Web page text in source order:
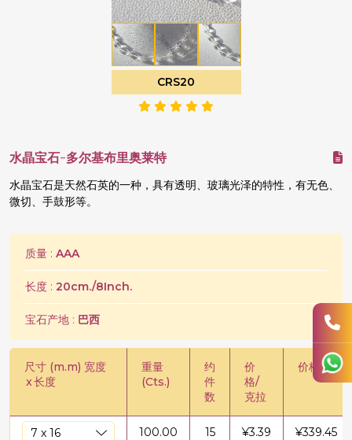
CRS20
水晶宝石-多尔基布里奥莱特
水晶宝石是天然石英的一种，具有透明、玻璃光泽的特性，有无色、
微切、手鼓形等。
质量 : AAA
长度 : 20cm./8Inch.
宝石产地 : 巴西
尺寸 (m.m) 宽度
x长度
重量
(Cts.)
约
件
数
价
格/
克拉
价格/股
100.00 15 ¥3.39 ¥339.45